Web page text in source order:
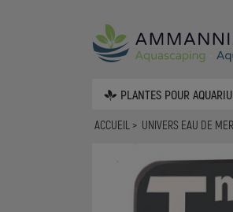
PLANTES POUR
ACCUEIL UNIVERS EAU DE